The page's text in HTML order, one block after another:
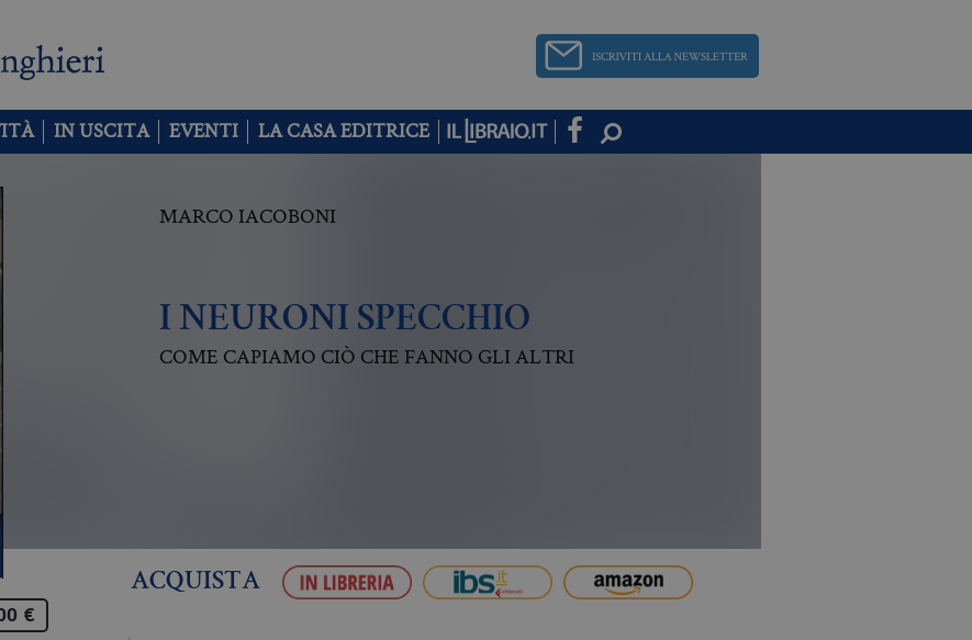
IN USCITA EVENTI LA CASA EDITRICE
€
MARCO IACOBONI
I NEURONI SPECCHIO
COME CAPIAMO CIÒ CHE FANNO GLI ALTRI
ACQUISTA